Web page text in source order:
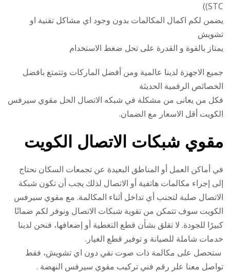
STC))
يضمن لكم اكمال المكالمات بدون وجود اي مشاكل تقنية او
تشويش
يمتاز بالقوة و القدرة على تحل ضغط الاستخدام
جميع الاجهزة لدينا عالمية ومن أفضل الماركات وتتمتع بافضل
الخصائص الرقمية الحديثة
فكل من يعانى من مشكلة في شبكه الاتصال الحل مقوي سيرفس
الكويت أقل الاسعار مع الضمان.
مقوي شبكات الاتصال الكويت
في أماكن العمل أو المناطق البعيدة عن تجمعات السكان نحتاج
إلى إجراء مكالمات هاتفية أو الاتصال لذلك يجب أن تكون شبكة
الاتصال صلبة لتجنب أي تداخل أثناء المكالمة. مع مقوي سيرفس
الكويت سوف تتمكن من تقوية شبكات الاتصال ونوفر لكم ضمانًا
كبيرًا للجودة. لا تقلق بشأن قطع التغطية أو إضعافها، فنحن لدينا
خدمات شاملة للصيانة و توفير قطع الغيار.
ستحصل على مكالمة ذات صوت نقي دون اي تشويش، فقط
تواصل معنا علر رقم فني تركيب مقوي سيرفس النهضة .